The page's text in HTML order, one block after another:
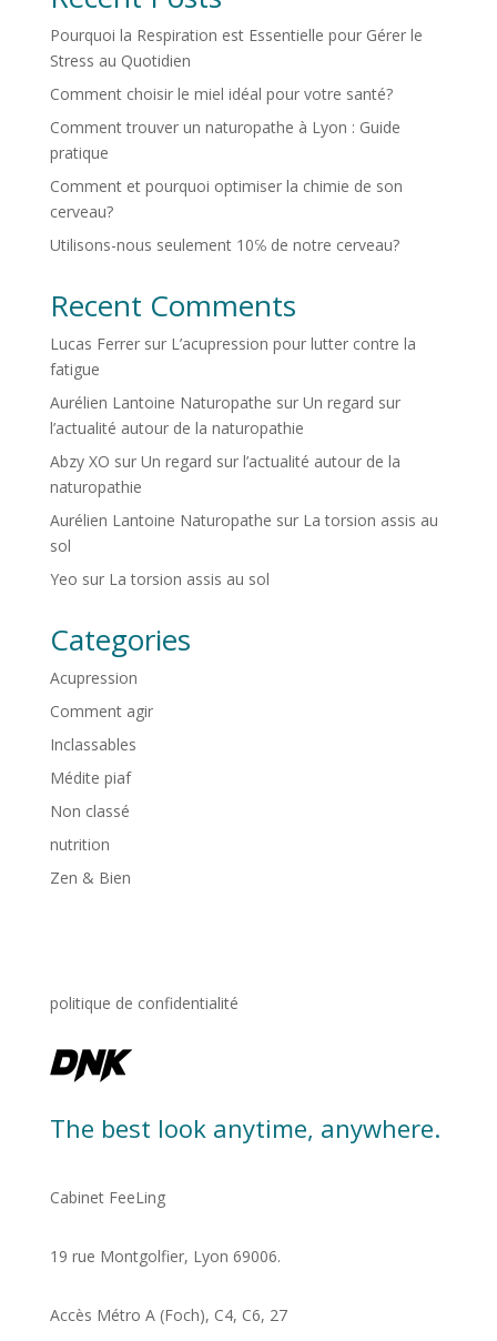
Pourquoi la Respiration est Essentielle pour Gérer le
Stress au Quotidien
Comment choisir le miel idéal pour votre santé?
Comment trouver un naturopathe à Lyon : Guide
pratique
Comment et pourquoi optimiser la chimie de son
cerveau?
Utilisons-nous seulement 10℅ de notre cerveau?
Recent Comments
Lucas Ferrersur L’acupression pour lutter contre la
fatigue
Aurélien Lantoine Naturopathe sur Un regard sur
l’actualité autour de la naturopathie
Abzy XO sur Un regard sur l’actualité autour de la
naturopathie
Aurélien Lantoine Naturopathe sur La torsion assis au
sol
Yeo sur La torsion assis au sol
Categories
Acupression
Comment agir
Inclassables
Médite piaf
Non classé
nutrition
Zen & Bien
politique de confidentialité
The best look anytime, anywhere.
Cabinet FeeLing
19 rue Montgolfier, Lyon 69006.
Accès Métro A (Foch), C4, C6, 27